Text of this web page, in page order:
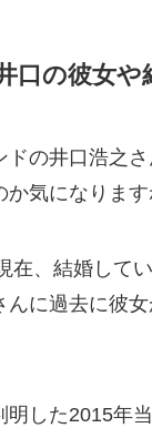
口の彼女や
ドの井口浩之
気になります
在、結婚して
んに過去に彼
明した2015年